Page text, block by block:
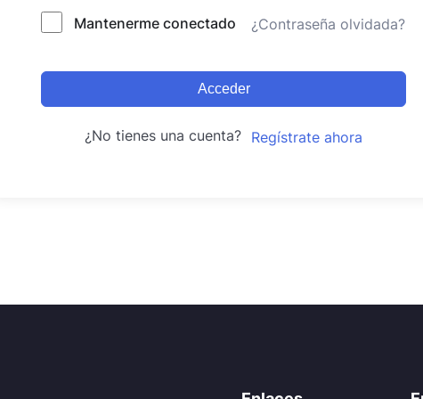
Mantenerme conectado ¿Contraseña olvidada?
Acceder
¿No tienes una cuenta? Regístrate ahora